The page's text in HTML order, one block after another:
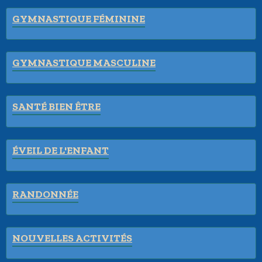
GYMNASTIQUE FÉMININE
GYMNASTIQUE MASCULINE
SANTÉ BIEN ÊTRE
ÉVEIL DE L'ENFANT
RANDONNÉE
NOUVELLES ACTIVITÉS